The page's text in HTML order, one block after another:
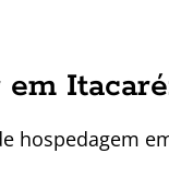
hospedagem